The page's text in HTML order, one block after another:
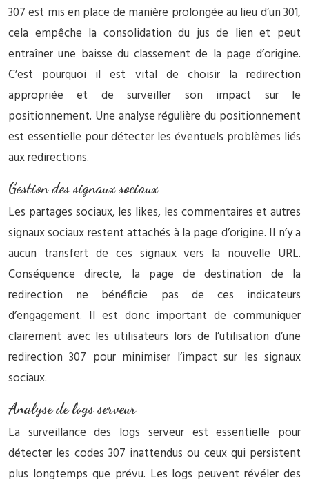
307 est mis en place de manière prolongée au lieu d’un 301,
cela empêche la consolidation du jus de lien et peut
entraîner une baisse du classement de la page d’origine.
C’est pourquoi il est vital de choisir la redirection
appropriée et de surveiller son impact sur le
positionnement. Une analyse régulière du positionnement
est essentielle pour détecter les éventuels problèmes liés
aux redirections.
Gestion des signaux sociaux
Les partages sociaux, les likes, les commentaires et autres
signaux sociaux restent attachés à la page d’origine. Il n’y a
aucun transfert de ces signaux vers la nouvelle URL.
Conséquence directe, la page de destination de la
redirection ne bénéficie pas de ces indicateurs
d’engagement. Il est donc important de communiquer
clairement avec les utilisateurs lors de l’utilisation d’une
redirection 307 pour minimiser l’impact sur les signaux
sociaux.
Analyse de logs serveur
La surveillance des logs serveur est essentielle pour
détecter les codes 307 inattendus ou ceux qui persistent
plus longtemps que prévu. Les logs peuvent révéler des